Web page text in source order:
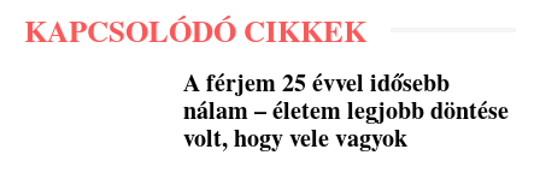
KAPCSOLÓDÓ CIKKEK
A férjem 25 évvel idősebb
nálam – életem legjobb döntése
volt, hogy vele vagyok